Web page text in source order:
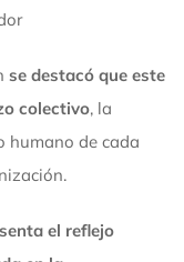
se destacó que este
colectivo, la
humano de cada
el reflejo